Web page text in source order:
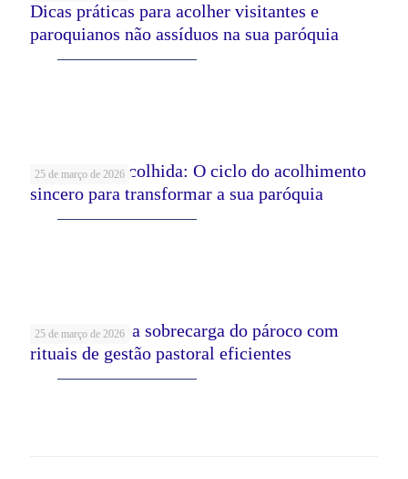
Dicas práticas para acolher visitantes e
paroquianos não assíduos na sua paróquia
25 de março de 2026
Pastoral da Acolhida: O ciclo do acolhimento
sincero para transformar a sua paróquia
25 de março de 2026
Como aliviar a sobrecarga do pároco com
rituais de gestão pastoral eficientes